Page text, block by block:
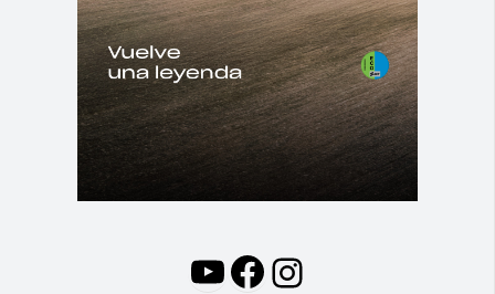
YouTube
Facebook
Instagram